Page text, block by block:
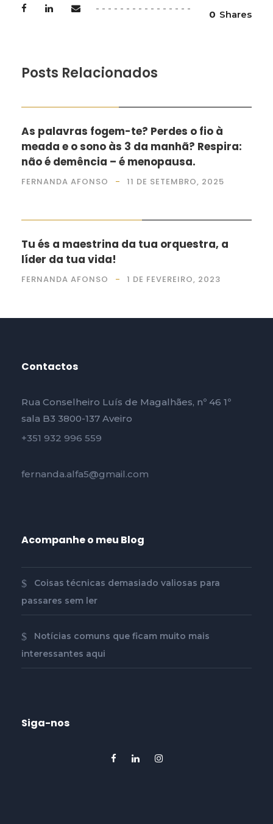
0 Shares
Posts Relacionados
As palavras fogem-te? Perdes o fio à
meada e o sono às 3 da manhã? Respira:
não é demência – é menopausa.
FERNANDA AFONSO 11 DE SETEMBRO, 2025
Tu és a maestrina da tua orquestra, a
líder da tua vida!
FERNANDA AFONSO 1 DE FEVEREIRO, 2023
Contactos
Rua Conselheiro Luís de Magalhães, nº 46 1º
sala B3 3800-137 Aveiro
+351 932 996 559
fernanda.alfa5@gmail.com
Acompanhe o meu Blog
Coisas técnicas demasiado valiosas para
passares sem ler
Notícias comuns que ficam muito mais
interessantes aqui
Siga-nos